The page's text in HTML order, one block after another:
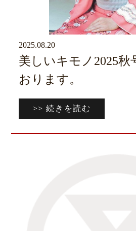
2025.08.20
美しいキモノ2025秋
おります。
>> 続きを読む